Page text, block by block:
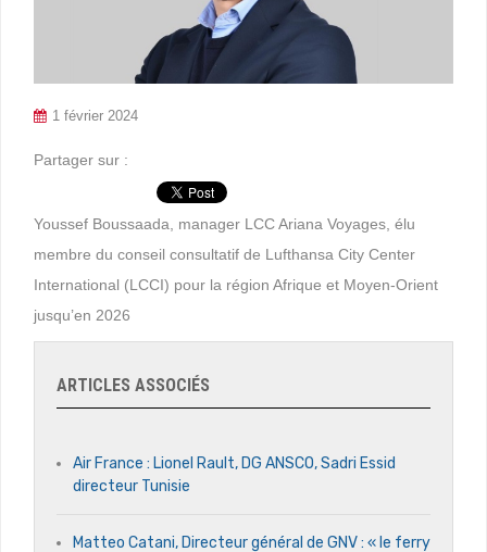
1 février 2024
Partager sur :
Youssef Boussaada, manager LCC Ariana Voyages, élu
membre du conseil consultatif de Lufthansa City Center
International (LCCI) pour la région Afrique et Moyen-Orient
jusqu’en 2026
ARTICLES ASSOCIÉS
Air France : Lionel Rault, DG ANSCO, Sadri Essid
directeur Tunisie
Matteo Catani, Directeur général de GNV : « le ferry